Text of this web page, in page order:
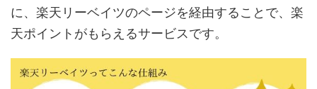
に、楽天リーベイツのページを経由することで、楽
天ポイントがもらえるサービスです。